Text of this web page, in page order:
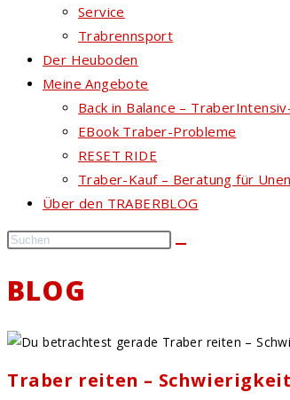
Service
Trabrennsport
Der Heuboden
Meine Angebote
Back in Balance –
EBook Traber-Probleme
RESET RIDE
Traber-Kauf – Beratung für
Über den TRABERBLOG
BLOG
Traber reiten –